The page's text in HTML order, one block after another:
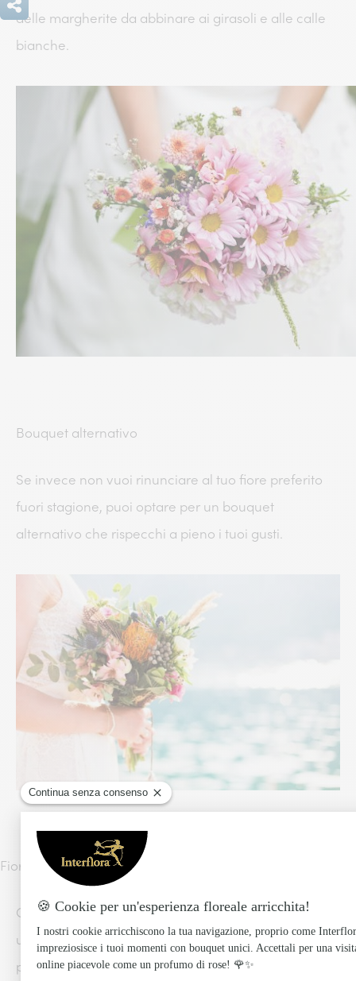
delle margherite da abbinare ai girasoli e alle calle
bianche.
Bouquet alternativo
Se invece non vuoi rinunciare al tuo fiore preferito
fuori stagione, puoi optare per un bouquet
alternativo che rispecchi a pieno i tuoi gusti.
Fiori per matrimonio ad agosto: accessori
Quando si tratta di scegliere gli accessori floreali per
un matrimonio ad agosto, ci sono diverse opzioni che
puoi considerare: dai fiori per decorare